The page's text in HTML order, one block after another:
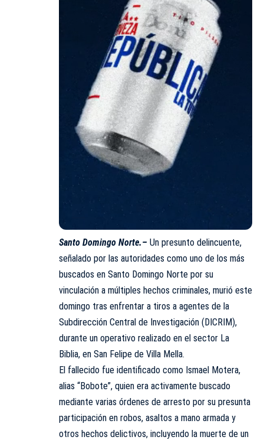
Santo Domingo Norte.– Un presunto delincuente,
señalado por las autoridades como uno de los más
buscados en Santo Domingo Norte por su
vinculación a múltiples hechos criminales, murió este
domingo tras enfrentar a tiros a agentes de la
Subdirección Central de Investigación (DICRIM),
durante un operativo realizado en el sector La
Biblia, en San Felipe de Villa Mella.
El fallecido fue identificado como Ismael Motera,
alias “Bobote”, quien era activamente buscado
mediante varias órdenes de arresto por su presunta
participación en robos, asaltos a mano armada y
otros hechos delictivos, incluyendo la muerte de un